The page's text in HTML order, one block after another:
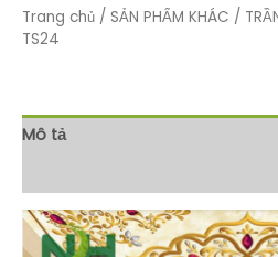
Trang chủ / SẢN PHẨM KHÁC /
TS24
Mô tả